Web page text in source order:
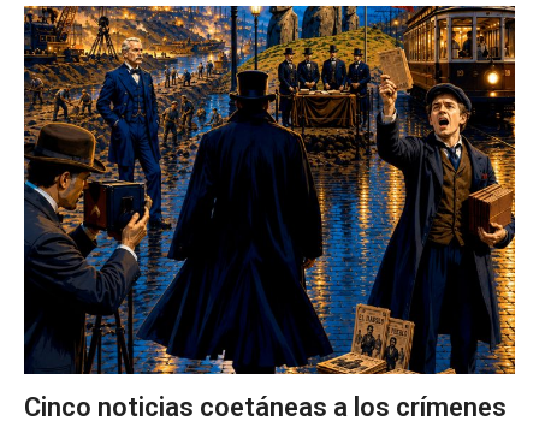
Cinco noticias coetáneas a los crímenes